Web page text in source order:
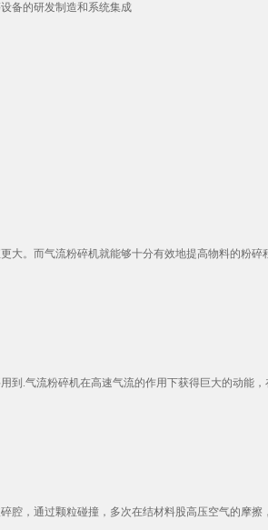
备的研发制造和系统集成
。而气流粉碎机就能够十分有效地提高物料的粉碎
.气流粉碎机在高速气流的作用下获得巨大的动能
，通过颗粒碰撞，多次在结材料股高压空气的摩擦